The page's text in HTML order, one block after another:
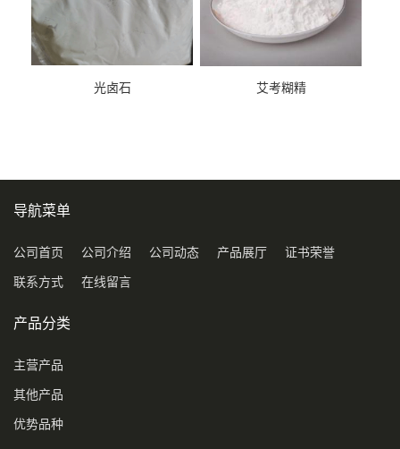
光卤石 艾考糊精
导航菜单
公司首页 公司介绍 公司动态 产品展厅 证书荣誉
联系方式 在线留言
产品分类
主营产品
其他产品
优势品种